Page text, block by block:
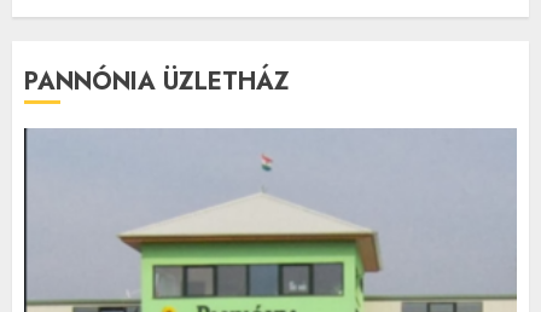
PANNÓNIA ÜZLETHÁZ